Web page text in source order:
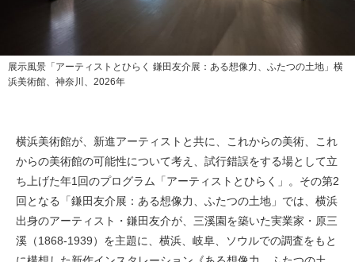
展示風景「アーティストとひらく 鎌田友介展：ある想像力、ふたつの土地」横
浜美術館、神奈川、2026年
横浜美術館が、新進アーティストと共に、これからの美術、これ
からの美術館の可能性について考え、試行錯誤をする場として立
ち上げた年1回のプログラム「アーティストとひらく」。その第2
回となる「鎌田友介展：ある想像力、ふたつの土地」では、横浜
出身のアーティスト・鎌田友介が、三溪園を築いた実業家・原三
溪（1868-1939）を主題に、横浜、岐阜、ソウルでの調査をもと